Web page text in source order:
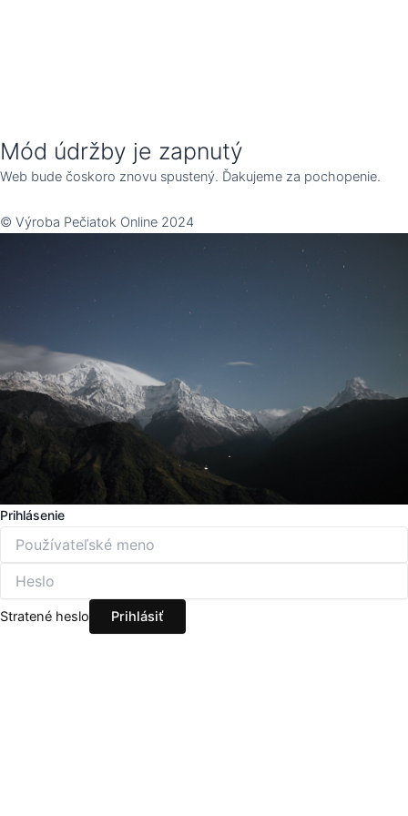
Mód údržby je zapnutý
Web bude čoskoro znovu spustený. Ďakujeme za pochopenie.
© Výroba Pečiatok Online 2024
Prihlásenie
Stratené heslo